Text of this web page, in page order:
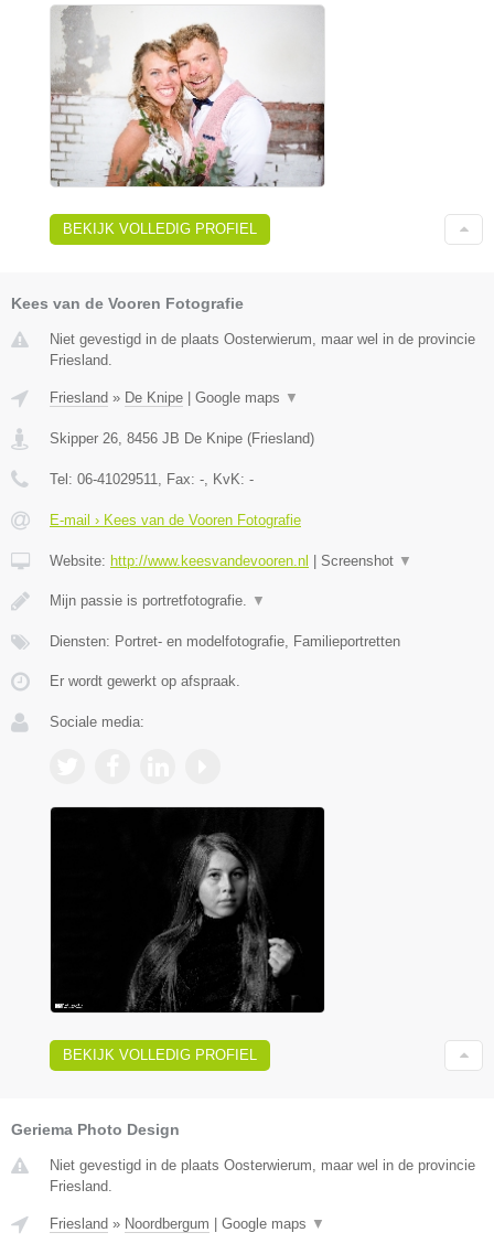
BEKIJK VOLLEDIG PROFIEL
Kees van de Vooren Fotografie
Niet gevestigd in de plaats Oosterwierum, maar wel in de provincie
Friesland.
Friesland » De Knipe Google maps ▼
Skipper 26, 8456 JB De Knipe (Friesland)
Tel: 06-41029511, Fax: -, KvK: -
E-mail › Kees van de Vooren Fotografie
Website: http://www.keesvandevooren.nl Screenshot ▼
Mijn passie is portretfotografie. ▼
Diensten: Portret- en modelfotografie, Familieportretten
Er wordt gewerkt op afspraak.
Sociale media:
BEKIJK VOLLEDIG PROFIEL
Geriema Photo Design
Niet gevestigd in de plaats Oosterwierum, maar wel in de provincie
Friesland.
Friesland » Noordbergum Google maps ▼